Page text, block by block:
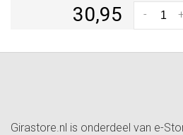
30,95 -
Girastore.nl is onderdeel van e-